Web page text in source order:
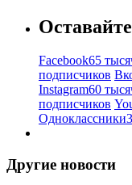
Facebook65
подписчиков
Instagram60
подписчиков
Одноклассники
Другие новости